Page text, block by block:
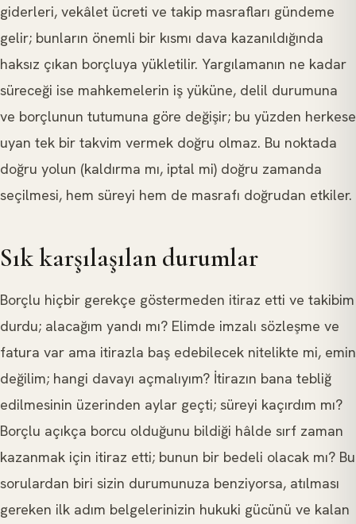
giderleri, vekâlet ücreti ve takip masrafları gündeme
gelir; bunların önemli bir kısmı dava kazanıldığında
haksız çıkan borçluya yükletilir. Yargılamanın ne kadar
süreceği ise mahkemelerin iş yüküne, delil durumuna
ve borçlunun tutumuna göre değişir; bu yüzden herkese
uyan tek bir takvim vermek doğru olmaz. Bu noktada
doğru yolun (kaldırma mı, iptal mi) doğru zamanda
seçilmesi, hem süreyi hem de masrafı doğrudan etkiler.
Sık karşılaşılan durumlar
Borçlu hiçbir gerekçe göstermeden itiraz etti ve takibim
durdu; alacağım yandı mı? Elimde imzalı sözleşme ve
fatura var ama itirazla baş edebilecek nitelikte mi, emin
değilim; hangi davayı açmalıyım? İtirazın bana tebliğ
edilmesinin üzerinden aylar geçti; süreyi kaçırdım mı?
Borçlu açıkça borcu olduğunu bildiği hâlde sırf zaman
kazanmak için itiraz etti; bunun bir bedeli olacak mı? Bu
sorulardan biri sizin durumunuza benziyorsa, atılması
gereken ilk adım belgelerinizin hukuki gücünü ve kalan